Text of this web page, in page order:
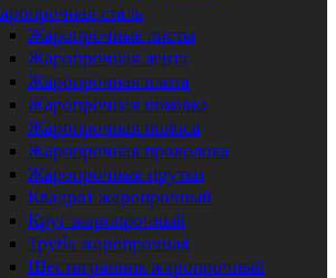
сталь
Жаропрочные листы
Жаропрочная лента
Жаропрочная плита
Жаропрочная поковка
Жаропрочная полоса
Жаропрочная проволока
Жаропрочные прутки
Квадрат жаропрочный
Круг жаропрочный
Труба жаропрочная
Шестигранник жаропрочный